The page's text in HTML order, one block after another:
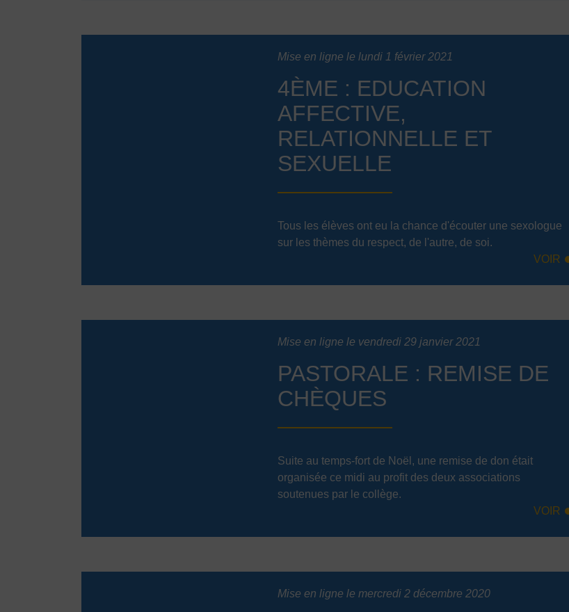
Mise en ligne le lundi 1 février 2021
4ÈME : EDUCATION
AFFECTIVE,
RELATIONNELLE ET
SEXUELLE
Tous les élèves ont eu la chance d'écouter une sexologue
sur les thèmes du respect, de l'autre, de soi.
VOIR
Mise en ligne le vendredi 29 janvier 2021
PASTORALE : REMISE DE
CHÈQUES
Suite au temps-fort de Noël, une remise de don était
organisée ce midi au profit des deux associations
soutenues par le collège.
VOIR
Mise en ligne le mercredi 2 décembre 2020